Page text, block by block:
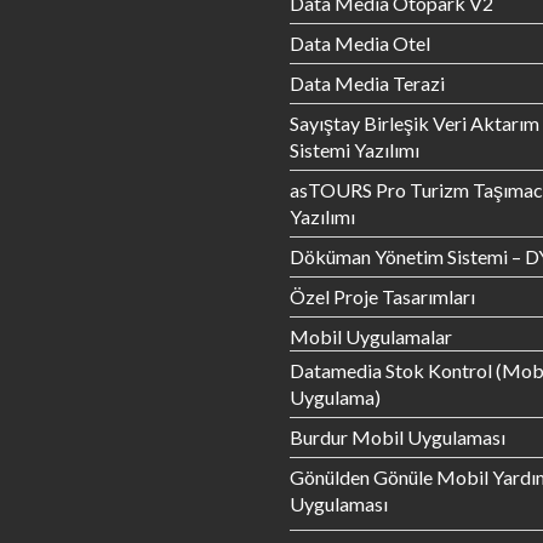
Data Media Otel
Data Media Terazi
Sayıştay Birleşik Veri Aktarım
Sistemi Yazılımı
asTOURS Pro Turizm
Yazılımı
Döküman Yönetim Sistemi –
Özel Proje Tasarımları
Mobil Uygulamalar
Datamedia Stok Kontrol
Uygulama)
Burdur Mobil Uygulaması
Gönülden Gönüle Mobil
Uygulaması